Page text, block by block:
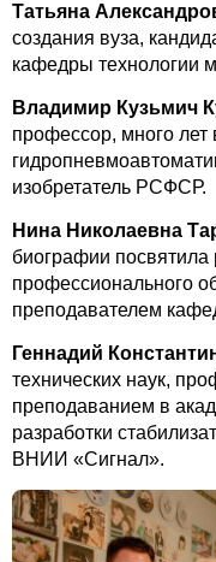
Татьяна
создания вуза,
кафедры технологии
Владимир Кузьмич
профессор, много лет
изобретатель РСФСР.
Нина Николаевна
биографии
профессионального
преподавателем
Геннадий
технических наук,
преподаванием в
разработки
ВНИИ «Сигнал».